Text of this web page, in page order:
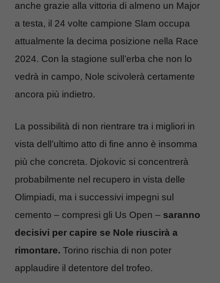
anche grazie alla vittoria di almeno un Major
a testa, il 24 volte campione Slam occupa
attualmente la decima posizione nella Race
2024. Con la stagione sull’erba che non lo
vedrà in campo, Nole scivolerà certamente
ancora più indietro.
La possibilità di non rientrare tra i migliori in
vista dell’ultimo atto di fine anno è insomma
più che concreta. Djokovic si concentrerà
probabilmente nel recupero in vista delle
Olimpiadi, ma i successivi impegni sul
cemento – compresi gli Us Open – saranno
decisivi per capire se Nole riuscirà a
rimontare. Torino rischia di non poter
applaudire il detentore del trofeo.